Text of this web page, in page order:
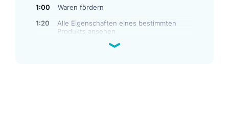
1:00
Waren fördern
1:20
Alle Eigenschaften eines bestimmten
Produkts ansehen